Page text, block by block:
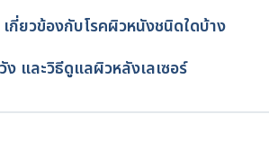
to Acne?. https://www.acne.org/
Options. Accessed April 16,
โชติ
ารแพทย์โดยแพทย์หญิงอัญชิสา กาญจโนมัย
Junnet
กี่ยวข้องกับโรคผิวหนังชนิดใดบ้าง
ง และวิธีดูแลผิวหลังเลเซอร์